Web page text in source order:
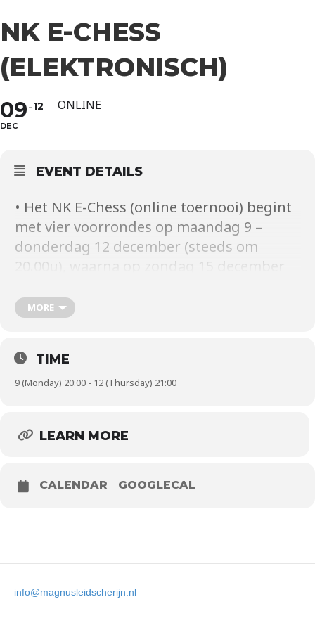
NK E-CHESS
(ELEKTRONISCH)
09
DEC
12 ONLINE
EVENT DETAILS
• Het NK E-Chess (online toernooi) begint
met vier voorrondes op maandag 9 –
donderdag 12 december (steeds om
20.00u), waarna op zondag 15 december
• Speeltempo: 3 minuten + 3 seconden
MORE
TIME
9 (Monday) 20:00 - 12 (Thursday) 21:00
LEARN MORE
CALENDAR GOOGLECAL
info@magnusleidscherijn.nl